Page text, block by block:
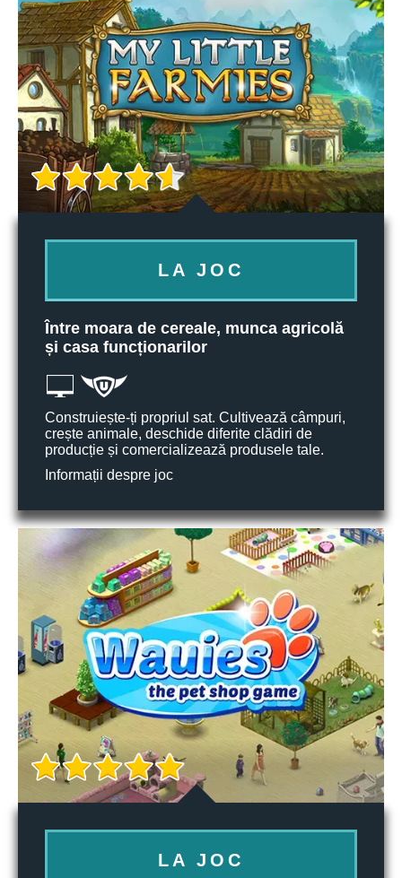
LA JOC
Între moara de cereale, munca agricolă
și casa funcționarilor
Construiește-ți propriul sat. Cultivează câmpuri,
crește animale, deschide diferite clădiri de
producție și comercializează produsele tale.
Informații despre joc
LA JOC